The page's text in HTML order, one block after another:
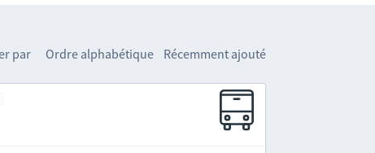
par Ordre alphabétique Récemment ajouté